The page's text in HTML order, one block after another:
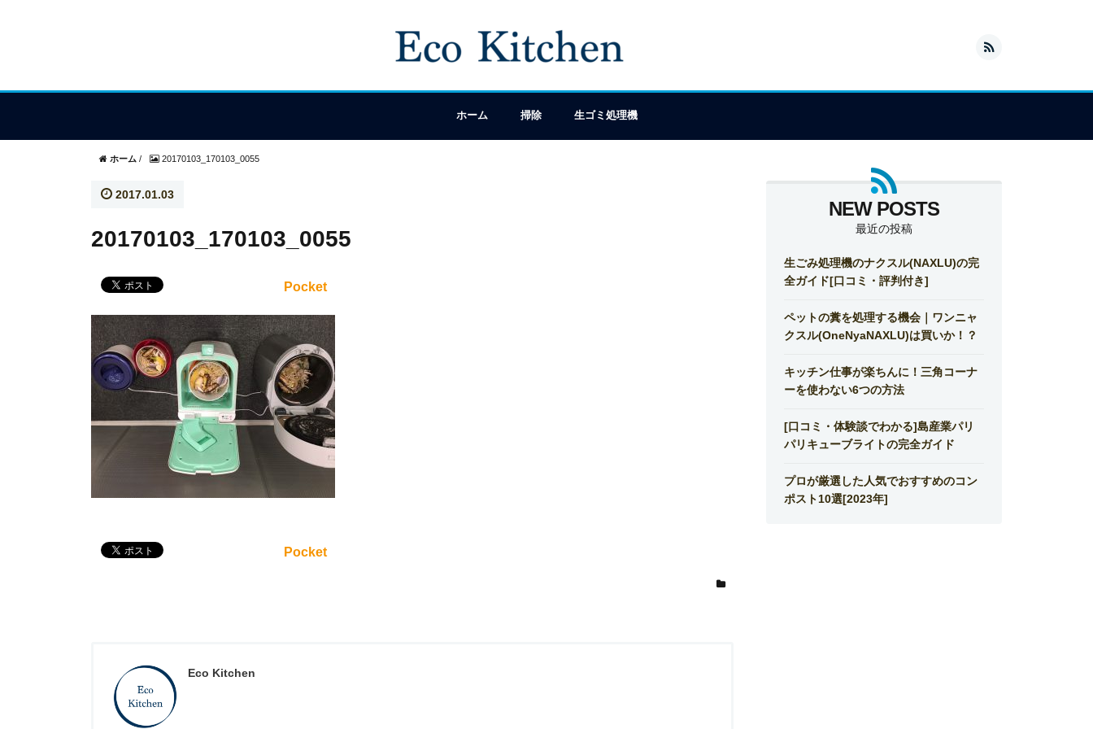
ホーム 掃除 生ゴミ処理機
ホーム / 20170103_170103_0055
2017.01.03
20170103_170103_0055
Pocket
Pocket
Eco Kitchen
最近の投稿
生ごみ処理機のナクスル(NAXLU)の完
全ガイド[口コミ・評判付き]
ペットの糞を処理する機会｜ワンニャ
クスル(OneNyaNAXLU)は買いか！？
キッチン仕事が楽ちんに！三角コーナ
ーを使わない6つの方法
[口コミ・体験談でわかる]島産業パリ
パリキューブライトの完全ガイド
プロが厳選した人気でおすすめのコン
ポスト10選[2023年]